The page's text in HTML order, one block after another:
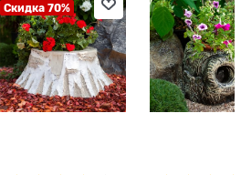
Скидка 70%